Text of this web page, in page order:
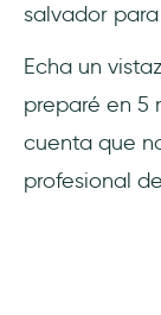
salvador
Echa un
preparé en 5
cuenta que
profesional